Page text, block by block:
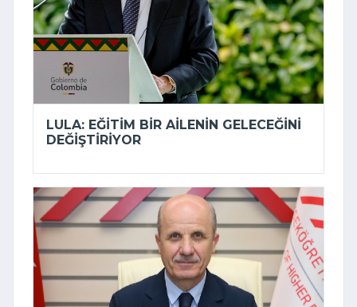
LULA: EĞITIM BIR AILENIN GELECEĞINI
DEĞIŞTIRIYOR